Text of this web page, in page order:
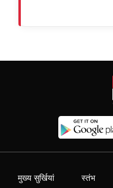
मुख्य सुर्खियां स्तंभ